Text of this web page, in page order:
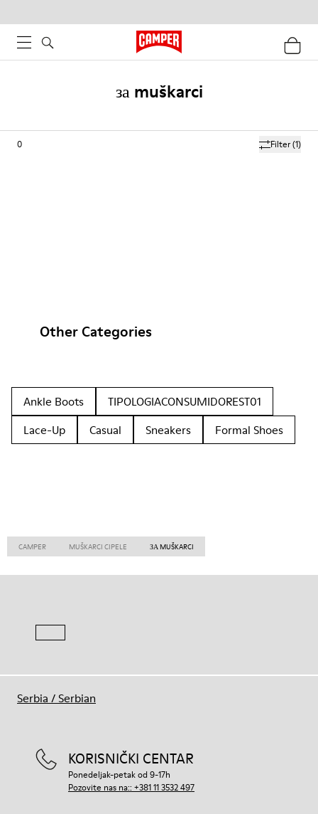
за muškarci
Filter(1)
0
Other Categories
Ankle Boots
TIPOLOGIACONSUMIDOREST01
Lace-Up
Casual Sneakers Formal Shoes
CAMPER MUŠKARCI CIPELE ЗА MUŠKARCI
KORISNIČKI CENTAR
Ponedeljak-petak od 9-17h
Pozovite nas na:: +381 11 3532 497
Serbia /Serbian